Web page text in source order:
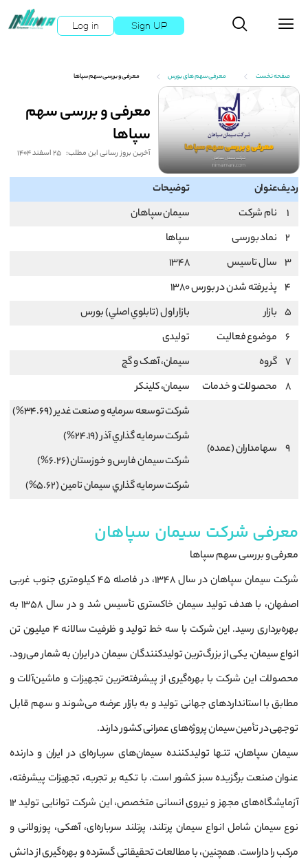
Log in Sign UP
صفحه نخست معرفی سهم های بورس معرفی و بررسی سهم سپاها
معرفی و بررسی سهم
سپاها
آخرین بروز رسانی این مطلب: 25 اسفند 1404
ردیفعنوان
توضیحات
1
نام شرکت
سيمان ‌سپاهان‌
2 نماد بورسی
سپاها
3 سال تاسیس
1348
4 پذیرفته شدن در بورس1380
5 بازار
بازار اول (تابلوي اصلي) بورس
6 موضوع فعالیت
تولیدی
7 گروه
سيمان، آهک و گچ
8 محصولات و خدمات سیمان، کلینکر
9 سهامداران (عمده)
شركت توسعه سرمايه و صنعت غدير (34.69%)
شركت سرمايه گذاري آذر (24.19%)
شركت سيمان فارس و خوزستان (6.26%)
شركت سرمايه گذاري سيمان تامين (5.62%)
معرفی شرکت سیمان سپاهان
معرفی و بررسی سهم سپاها
شرکت سیمان سپاهان در سال ۱۳۴۸، در فاصله ۴۵ کیلومتری جنوب غربی
اصفهان، با هدف تولید سیمان خاکستری تأسیس شد و در سال ۱۳۵۸ به
بهره‌برداری رسید. این شرکت با سه خط تولید و ظرفیت سالانه ۴ میلیون تن
انواع سیمان، یکی از بزرگ‌ترین تولیدکنندگان سیمان در ایران به شمار می‌رود.
محصولات این شرکت با بهره‌گیری از پیشرفته‌ترین تجهیزات و ماشین‌آلات و
مطابق با استانداردهای جهانی تولید و به بازار عرضه می‌شوند و سهم قابل
توجهی در تأمین سیمان پروژه‌های عمرانی کشور دارند.
سیمان سپاهان، تنها تولیدکننده سیمان‌های سرباره‌ای در ایران و دارنده
عنوان صنعت برگزیده سبز کشور است. با تکیه بر تجربه، تجهیزات پیشرفته،
آزمایشگاه‌های مجهز و نیروی انسانی متخصص، این شرکت توانایی تولید ۱۲
نوع سیمان شامل انواع سیمان پرتلند، پرتلند سرباره‌ای، آهکی، پوزولانی و
مرکب را داراست. همچنین، با مطالعات تحقیقاتی گسترده و بهره‌گیری از دانش